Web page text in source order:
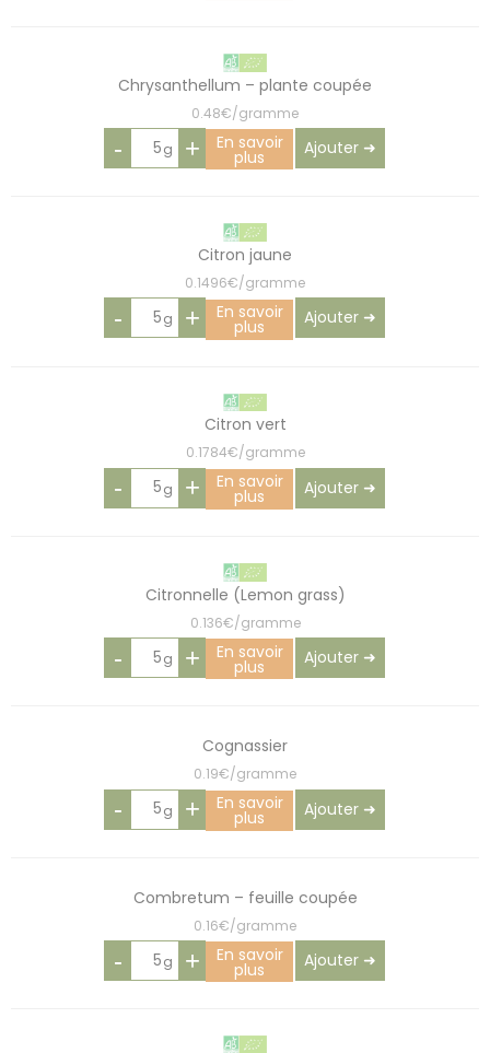
Chrysanthellum – plante coupée
0.48€/gramme
- + En savoir
plus Ajouter ➜
Citron jaune
0.1496€/gramme
- + En savoir
plus Ajouter ➜
Citron vert
0.1784€/gramme
- + En savoir
plus Ajouter ➜
Citronnelle (Lemon grass)
0.136€/gramme
- + En savoir
plus Ajouter ➜
Cognassier
0.19€/gramme
- + En savoir
plus Ajouter ➜
Combretum – feuille coupée
0.16€/gramme
- + En savoir
plus Ajouter ➜